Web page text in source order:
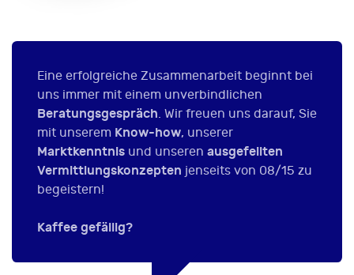
Eine erfolgreiche Zusammenarbeit beginnt bei
uns immer mit einem unverbindlichen
Beratungsgespräch. Wir freuen uns darauf, Sie
mit unserem Know-how, unserer
Marktkenntnis und unseren ausgefeilten
Vermittlungskonzepten jenseits von 08/15 zu
begeistern!
Kaffee gefällig?